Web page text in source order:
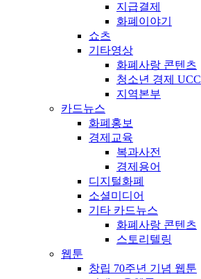
지급결제
화폐이야기
쇼츠
기타영상
화폐사랑 콘텐츠
청소년 경제 UCC
지역본부
카드뉴스
화폐홍보
경제교육
복과사전
경제용어
디지털화폐
소셜미디어
기타 카드뉴스
화폐사랑 콘텐츠
스토리텔링
웹툰
창립 70주년 기념 웹툰